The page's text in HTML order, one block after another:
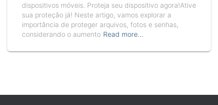
dispositivos móveis. Proteja seu dispositivo agora!Ative
sua proteção já! Neste artigo, vamos explorar a
importância de proteger arquivos, fotos e senhas,
considerando o aumento Read more…